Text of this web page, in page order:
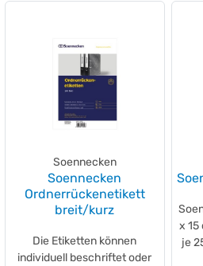
Soennecken
Soennecken
Ordnerrückenetikett
breit/kurz
Die Etiketten können
individuell beschriftet oder
x 15
je